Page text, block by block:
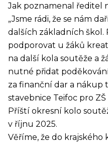
Jak poznamenal ředitel
„Jsme rádi, že se nám
dalších základních škol.
podporovat u žáků
na další kola soutěže a
nutné přidat
za finanční dar a nákup
stavebnice Teifoc pro
Příští okresní kolo
v říjnu 2025.
Věříme, že do krajského